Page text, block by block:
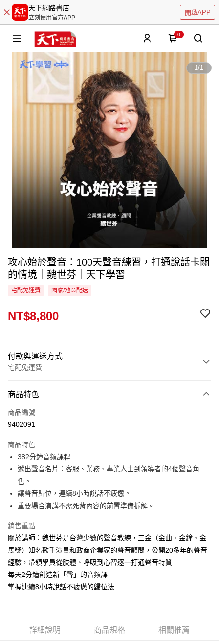
天下網路書店
立刻使用官方APP
開啟APP
0
1/1
攻心始於聲音：100天聲音練習，打通說話卡關
的情境｜魏世芬｜天下學習
宅配免運費 國家/地區配送
NT$8,800
付款與運送方式
宅配免運費
信用卡一次付款
LINE Pay
街口支付
悠遊付
ATM付款
宅配
每筆NT$70，滿NT$799(含以上)免運費
數位商品免運
免運費
離島宅配
商品特色
商品編號
9402091
商品特色
382分鐘音頻課程
遞出聲音名片：客服、業務、專業人士到領導者的4個聲音角
色。
讓聲音歸位，連續8小時說話不疲憊。
重要場合演講不需死背內容的前置準備拆解。
銷售重點
關於講師：魏世芬是台灣少數的聲音教練，三金（金曲、金鐘、金
馬獎）知名歌手演員和政商企業家的聲音顧問，公開20多年的聲音
經驗，帶領學員從肢體、呼吸到心智逐一打通聲音特質
每天2分鐘創造新「聲」的音頻課
掌握連續8小時說話不疲憊的歸位法
詳細說明 商品規格 相關推薦